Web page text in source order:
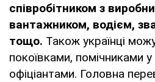
співробітником з
вантажником, водієм,
тощо. Також українці
покоївками, помічниками у
офіціантами. Головна